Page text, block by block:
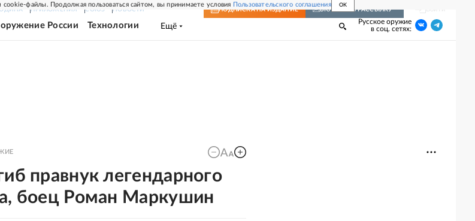
cookie-файлы. Продолжая пользоваться сайтом, вы принимаете условия Пользовательского соглашения OK
ПРИЛОЖЕНИЯ СОЮЗ НОВОСТИ ПОДПИСКА НА ИЗДАНИЕ ВКЛЮЧИТЬ РАССЫЛКУ
России Технологии Ещё
Русское оружие
в соц. сетях:
правнук легендарного
боец Роман Маркушин